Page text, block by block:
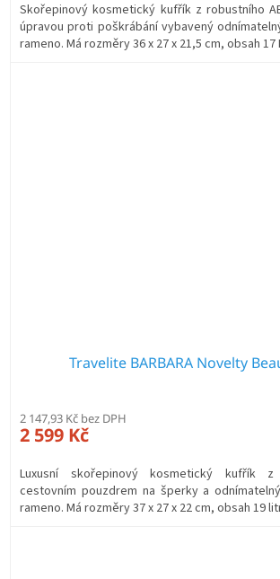
Skořepinový kosmetický kufřík z robustního
úpravou proti poškrábání vybavený
rameno. Má rozměry 36 x 27 x 21,5 cm, obsah 17
Travelite BARBARA Novelty
2 147,93 Kč bez DPH
2 599 Kč
Luxusní skořepinový kosmetický kufřík
cestovním pouzdrem na šperky a
rameno. Má rozměry 37 x 27 x 22 cm, obsah 19